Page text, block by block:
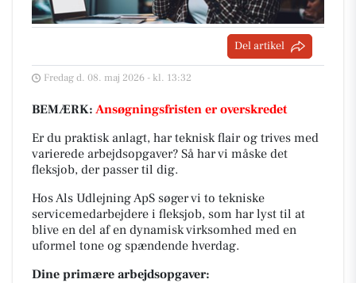
Del artikel
Fredag d. 08. maj 2026 - kl. 13:32
BEMÆRK: Ansøgningsfristen er overskredet
Er du praktisk anlagt, har teknisk flair og trives med
varierede arbejdsopgaver? Så har vi måske det
fleksjob, der passer til dig.
Hos Als Udlejning ApS søger vi to tekniske
servicemedarbejdere i fleksjob, som har lyst til at
blive en del af en dynamisk virksomhed med en
uformel tone og spændende hverdag.
Dine primære arbejdsopgaver: